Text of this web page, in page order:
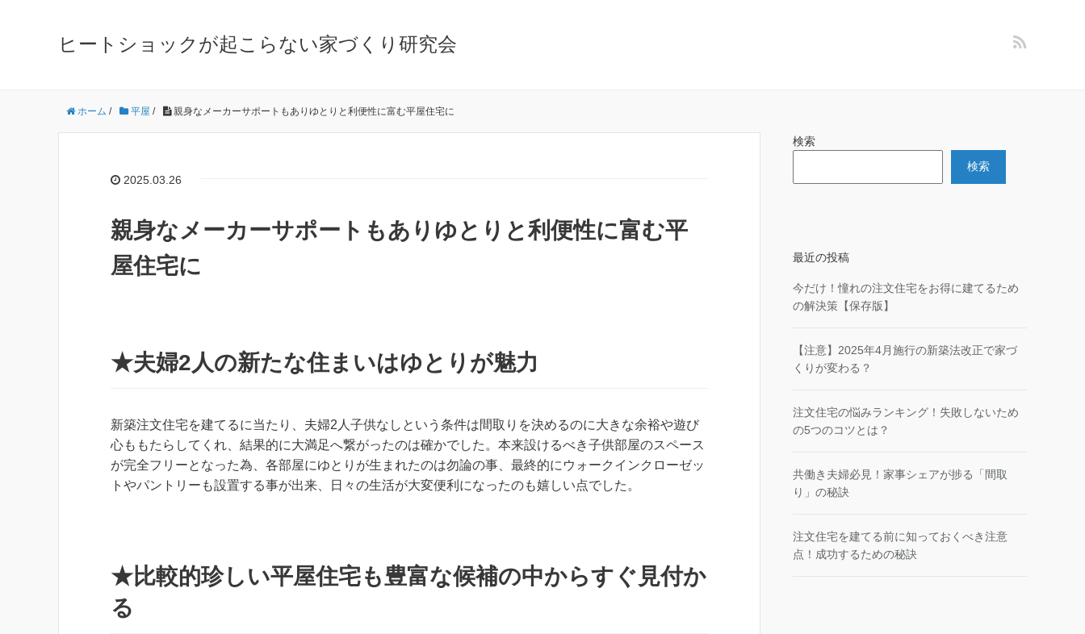
ヒートショックが起こらない家づくり研究会
ホーム / 平屋 / 親身なメーカーサポートもありゆとりと利便性に富む平屋住宅に
2025.03.26
親身なメーカーサポートもありゆとりと利便性に富む平
屋住宅に
★夫婦2人の新たな住まいはゆとりが魅力
新築注文住宅を建てるに当たり、夫婦2人子供なしという条件は間取りを決めるのに大きな余裕や遊び
心ももたらしてくれ、結果的に大満足へ繋がったのは確かでした。本来設けるべき子供部屋のスペース
が完全フリーとなった為、各部屋にゆとりが生まれたのは勿論の事、最終的にウォークインクローゼッ
トやパントリーも設置する事が出来、日々の生活が大変便利になったのも嬉しい点でした。
★比較的珍しい平屋住宅も豊富な候補の中からすぐ見付か
る
検索
検索
最近の投稿
今だけ！憧れの注文住宅をお得に建てるため
の解決策【保存版】
【注意】2025年4月施行の新築法改正で家づ
くりが変わる？
注文住宅の悩みランキング！失敗しないため
の5つのコツとは？
共働き夫婦必見！家事シェアが捗る「間取
り」の秘訣
注文住宅を建てる前に知っておくべき注意
点！成功するための秘訣